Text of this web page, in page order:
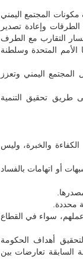
مكونات المجتمع اليمني
وإعادة تصدير
التقارب مع الطرف
الأمم المتحدة وسلطنة
اليمني وتعزز
طريق تحقيق التنمية
والخبرة، وليس
أو اتهامات بالفساد
محددة.
سواء في القطاع
أهداف الحكومة
السابقة تعارضات بين